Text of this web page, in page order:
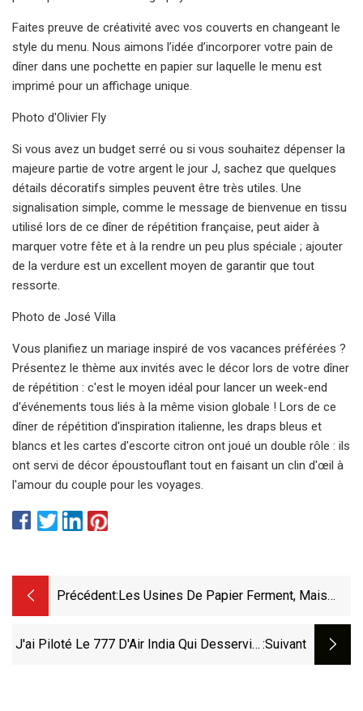
Faites preuve de créativité avec vos couverts en changeant le
style du menu. Nous aimons l’idée d’incorporer votre pain de
dîner dans une pochette en papier sur laquelle le menu est
imprimé pour un affichage unique.
Photo d'Olivier Fly
Si vous avez un budget serré ou si vous souhaitez dépenser la
majeure partie de votre argent le jour J, sachez que quelques
détails décoratifs simples peuvent être très utiles. Une
signalisation simple, comme le message de bienvenue en tissu
utilisé lors de ce dîner de répétition française, peut aider à
marquer votre fête et à la rendre un peu plus spéciale ; ajouter
de la verdure est un excellent moyen de garantir que tout
ressorte.
Photo de José Villa
Vous planifiez un mariage inspiré de vos vacances préférées ?
Présentez le thème aux invités avec le décor lors de votre dîner
de répétition : c'est le moyen idéal pour lancer un week-end
d'événements tous liés à la même vision globale ! Lors de ce
dîner de répétition d'inspiration italienne, les draps bleus et
blancs et les cartes d'escorte citron ont joué un double rôle : ils
ont servi de décor époustouflant tout en faisant un clin d'œil à
l'amour du couple pour les voyages.
Précédent: Les Usines De Papier Ferment, Mais
Jamais. Voici Pourquoi.
J'ai Piloté Le 777 D'Air India Qui Desservira :suivant